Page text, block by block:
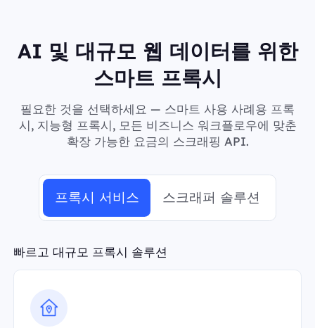
AI 및 대규모 웹 데이터를 위한
스마트 프록시
필요한 것을 선택하세요 — 스마트 사용 사례용 프록
시, 지능형 프록시, 모든 비즈니스 워크플로우에 맞춘
확장 가능한 요금의 스크래핑 API.
프록시 서비스 스크래퍼 솔루션
빠르고 대규모 프록시 솔루션